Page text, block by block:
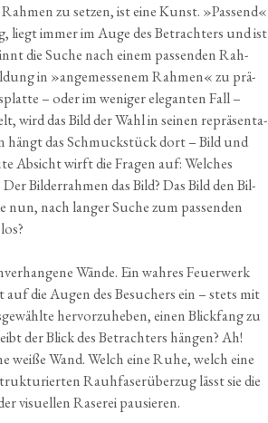
zu set­zen, ist eine Kunst. »Pas­send«
immer im Auge des Betrach­ters und ist
die Suche nach einem pas­sen­den Rah­
in »ange­mes­se­nem Rah­men« zu prä­
– oder im weni­ger ele­gan­ten Fall –
wird das Bild der Wahl in sei­nen reprä­sen­ta­
hängt das Schmuck­stück dort – Bild und
Absicht wirft die Fra­gen auf: Wel­ches
Bil­der­rah­men das Bild? Das Bild den Bil­
nun, nach lan­ger Suche zum pas­sen­den
Wän­de. Ein wah­res Feu­er­werk
die Augen des Besu­chers ein – stets mit
her­vor­zu­he­ben, einen Blick­fang zu
der Blick des Betrach­ters hän­gen? Ah!
wei­ße Wand. Welch eine Ruhe, welch eine
Rauh­fa­se­rü­ber­zug lässt sie die
visu­el­len Rase­rei pausieren.